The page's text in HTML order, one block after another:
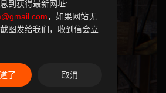
到获得最新网址:
，如果网站无
图发给我们，收到信会立
了 取消